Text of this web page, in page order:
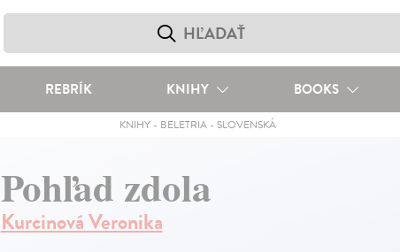
REBRÍK KNIHY BOOKS
KNIHY - BELETRIA - SLOVENSKÁ
Pohľad zdola
Kurcinová Veronika